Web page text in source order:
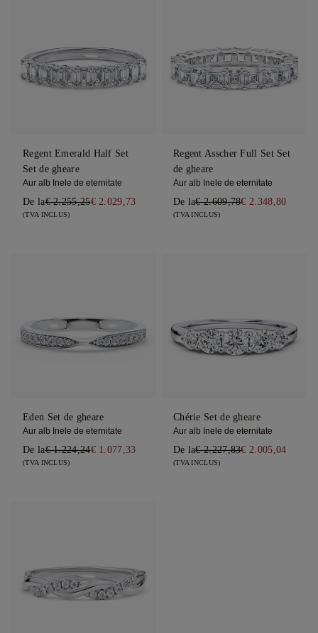
Regent Emerald Half Set
Set de gheare
Aur alb Inele de eternitate
De la€ 2.255,25€ 2.029,73
(TVA INCLUS)
Regent Asscher Full Set Set
de gheare
Aur alb Inele de eternitate
De la€ 2.609,78€ 2.348,80
(TVA INCLUS)
Eden Set de gheare
Aur alb Inele de eternitate
De la€ 1.224,24€ 1.077,33
(TVA INCLUS)
Chérie Set de gheare
Aur alb Inele de eternitate
De la€ 2.227,83€ 2.005,04
(TVA INCLUS)